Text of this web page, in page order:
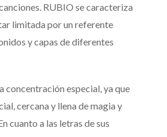
RUBIO se caracteriza
limitada por un referente
y capas de diferentes
concentración especial, ya que
cercana y llena de magia y
cuanto a las letras de sus